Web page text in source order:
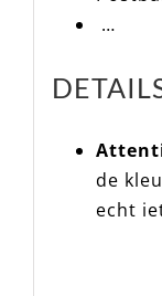
…
de
echt